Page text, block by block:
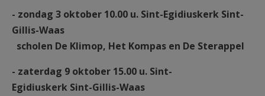
- zondag 3 oktober 10.00 u. Sint-Egidiuskerk Sint-
Gillis-Waas
scholen De Klimop, Het Kompas en De Sterappel
- zaterdag 9 oktober 15.00 u. Sint-
Egidiuskerk Sint-Gillis-Waas